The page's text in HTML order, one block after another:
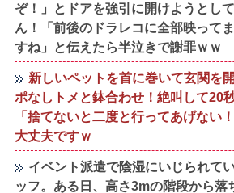
ぞ！」とドアを強引に開けようとし
ん！「前後のドラレコに全部映って
すね」と伝えたら半泣きで謝罪ｗｗ
新しいペットを首に巻いて玄関を
ポなしトメと鉢合わせ！絶叫して20
「捨てないと二度と行ってあげない
大丈夫ですｗ
イベント派遣で陰湿にいじられて
ッフ。ある日、高さ3mの階段から落